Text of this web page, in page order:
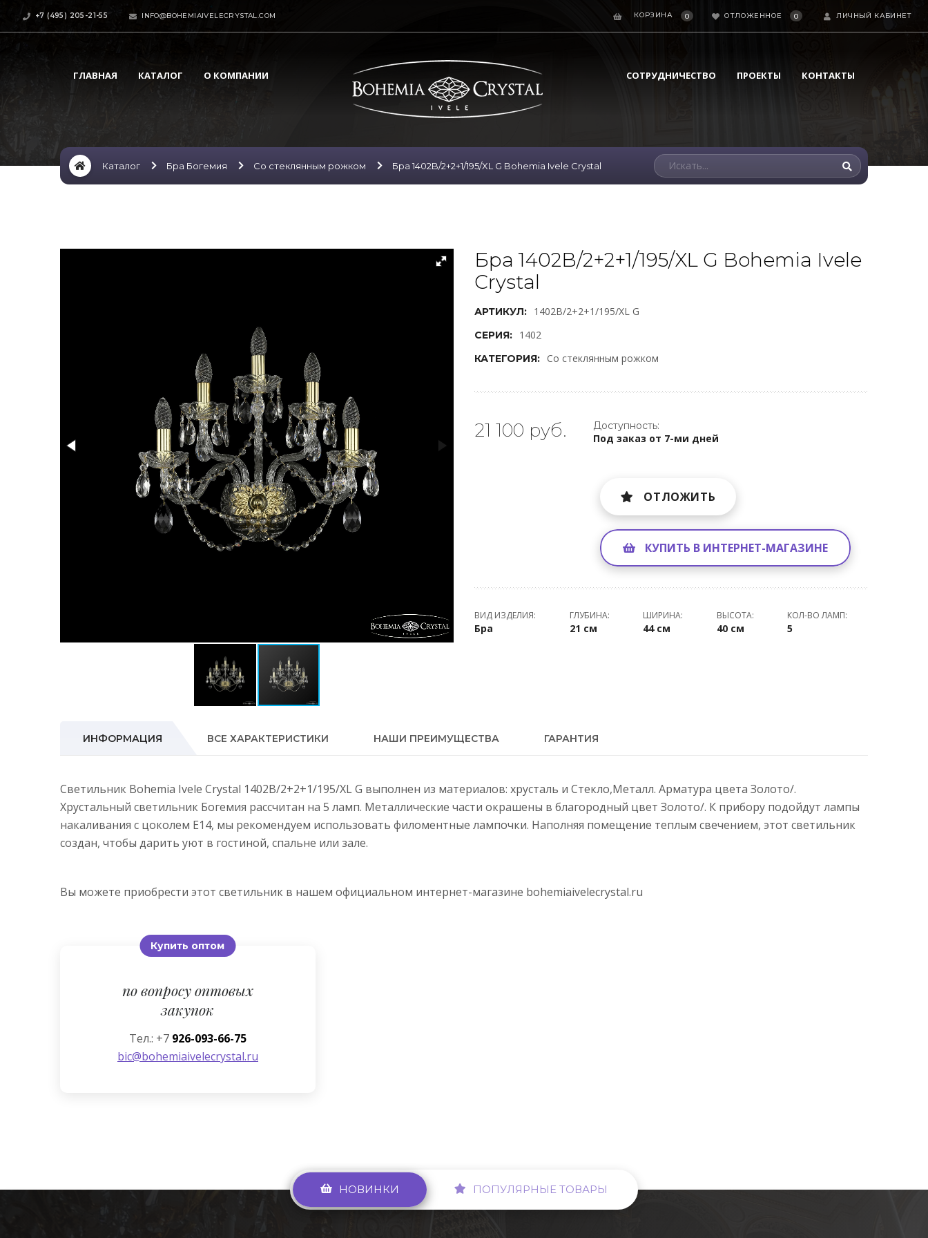
+7 (495) 205-21-55 INFO@BOHEMIAIVELECRYSTAL.COM КОРЗИНА 0 ОТЛОЖЕННОЕ 0 ЛИЧНЫЙ КАБИНЕТ
ГЛАВНАЯ КАТАЛОГ О КОМПАНИИ СОТРУДНИЧЕСТВО ПРОЕКТЫ КОНТАКТЫ
Каталог Бра Богемия Со стеклянным рожком Бра 1402B/2+2+1/195/XL G Bohemia Ivele Crystal
Бра 1402B/2+2+1/195/XL G Bohemia Ivele
Crystal
АРТИКУЛ: 1402B/2+2+1/195/XL G
СЕРИЯ: 1402
КАТЕГОРИЯ: Со стеклянным рожком
21 100 руб. Доступность:
Под заказ от 7-ми дней
ОТЛОЖИТЬ
КУПИТЬ В ИНТЕРНЕТ-МАГАЗИНЕ
ВИД ИЗДЕЛИЯ:
Бра
ГЛУБИНА:
21 см
ШИРИНА:
44 см
ВЫСОТА:
40 см
КОЛ-ВО ЛАМП:
5
ИНФОРМАЦИЯ ВСЕ ХАРАКТЕРИСТИКИ НАШИ ПРЕИМУЩЕСТВА ГАРАНТИЯ
Светильник Bohemia Ivele Crystal 1402B/2+2+1/195/XL G выполнен из материалов: хрусталь и Стекло,Металл. Арматура цвета Золото/.
Хрустальный светильник Богемия рассчитан на 5 ламп. Металлические части окрашены в благородный цвет Золото/. К прибору подойдут лампы
накаливания с цоколем E14, мы рекомендуем использовать филоментные лампочки. Наполняя помещение теплым свечением, этот светильник
создан, чтобы дарить уют в гостиной, спальне или зале.
Вы можете приобрести этот светильник в нашем официальном интернет-магазине bohemiaivelecrystal.ru
Купить оптом
по вопросу оптовых
закупок
Тел.: +7 926-093-66-75
bic@bohemiaivelecrystal.ru
НОВИНКИ ПОПУЛЯРНЫЕ ТОВАРЫ